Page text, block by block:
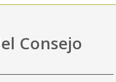
Utilidades
Mapa web
Ayuda
Consejo